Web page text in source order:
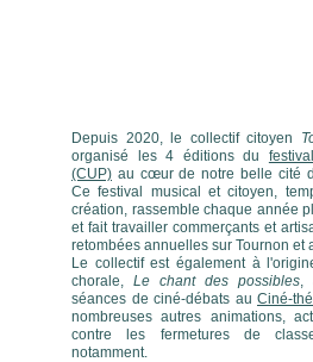
Depuis 2020, le collectif citoyen
organisé les 4 éditions du
(CUP) au cœur de notre belle cité
Ce festival musical et citoyen,
création, rassemble chaque année
et fait travailler commerçants et
retombées annuelles sur Tournon et
Le collectif est également à
chorale, Le chant des possibles,
séances de ciné-débats au Ciné-
nombreuses autres animations,
contre les fermetures de
notamment.